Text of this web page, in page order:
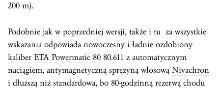
200 m).
Podobnie jak w poprzedniej wersji, także i tu za wszystkie
wskazania odpowiada nowoczesny i ładnie ozdobiony
kaliber ETA Powermatic 80 80.611 z automatycznym
naciągiem, antymagnetyczną sprężyną włosową Nivachron
i dłuższą niż standardowa, bo 80-godzinną rezerwą chodu